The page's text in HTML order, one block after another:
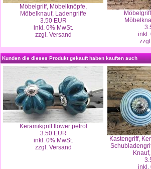
Möbelgriff, Möbelknöpfe,
Möbelknauf, Ladengriffe
3.50 EUR
inkl. 0% MwSt.
zzgl. Versand
inkl.
Kunden die dieses Produkt gekauft haben kauften auch
Keramikgriff flower petrol
3.50 EUR
inkl. 0% MwSt.
zzgl. Versand
Kastengriff,
inkl.